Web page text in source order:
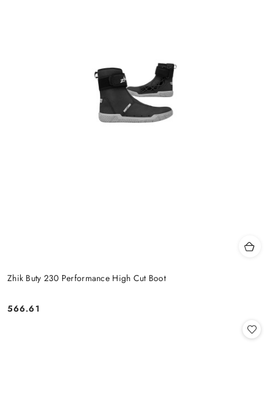
Zhik Buty 230 Performance High Cut Boot
Cena:
566.61